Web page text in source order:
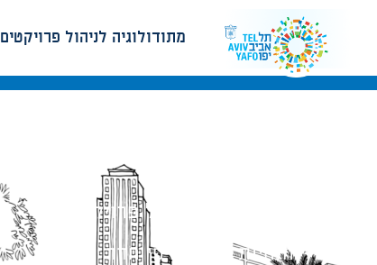
מתודולוגיה לניהול פרויקטים
הנחיות תכנון ודפי חדר
מתודולוגיה לניהול פרויקטים